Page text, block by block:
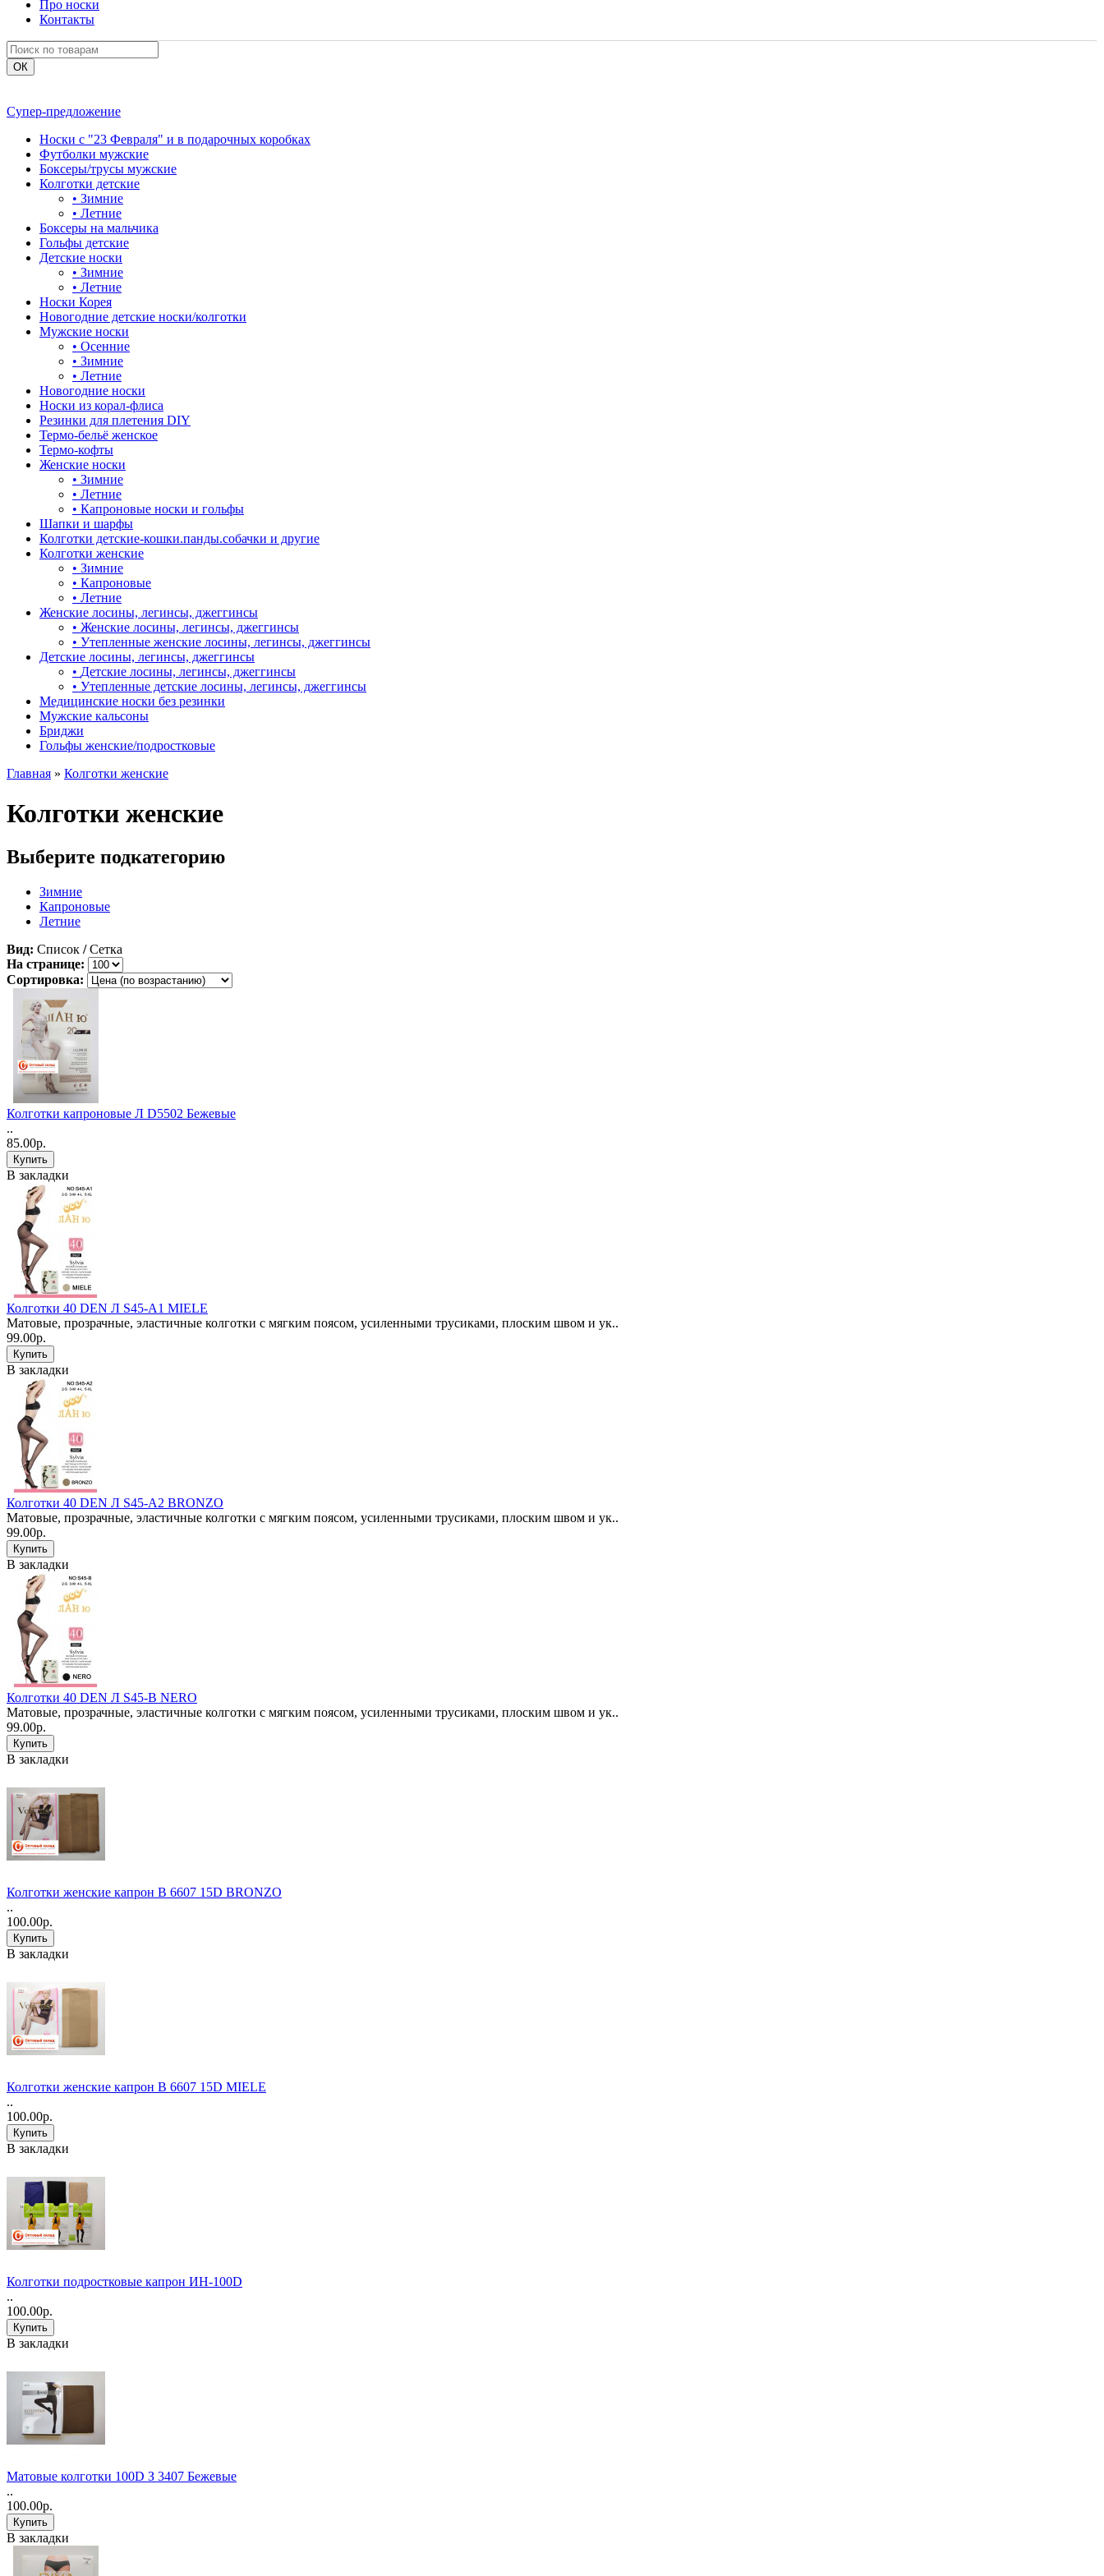
Про носки
Контакты
Супер-предложение
Носки с "23 Февраля" и в подарочных коробках
Футболки мужские
Боксеры/трусы мужские
Колготки детские
• Зимние
• Летние
Боксеры на мальчика
Гольфы детские
Детские носки
• Зимние
• Летние
Носки Корея
Новогодние детские носки/колготки
Мужские носки
• Осенние
• Зимние
• Летние
Новогодние носки
Носки из корал-флиса
Резинки для плетения DIY
Термо-бельё женское
Термо-кофты
Женские носки
• Зимние
• Летние
• Капроновые носки и гольфы
Шапки и шарфы
Колготки детские-кошки.панды.собачки и другие
Колготки женские
• Зимние
• Капроновые
• Летние
Женские лосины, легинсы, джеггинсы
• Женские лосины, легинсы, джеггинсы
• Утепленные женские лосины, легинсы, джеггинсы
Детские лосины, легинсы, джеггинсы
• Детские лосины, легинсы, джеггинсы
• Утепленные детские лосины, легинсы, джеггинсы
Медицинские носки без резинки
Мужские кальсоны
Бриджи
Гольфы женские/подростковые
Главная » Колготки женские
Колготки женские
Выберите подкатегорию
Зимние
Капроновые
Летние
Вид: Список / Сетка
На странице:
Сортировка:
Колготки капроновые Л D5502 Бежевые
..
85.00р.
В закладки
Колготки 40 DEN Л S45-A1 MIELE
Матовые, прозрачные, эластичные колготки с мягким поясом, усиленными трусиками, плоским швом и ук..
99.00р.
В закладки
Колготки 40 DEN Л S45-A2 BRONZO
Матовые, прозрачные, эластичные колготки с мягким поясом, усиленными трусиками, плоским швом и ук..
99.00р.
В закладки
Колготки 40 DEN Л S45-B NERO
Матовые, прозрачные, эластичные колготки с мягким поясом, усиленными трусиками, плоским швом и ук..
99.00р.
В закладки
Колготки женские капрон В 6607 15D BRONZO
..
100.00р.
В закладки
Колготки женские капрон В 6607 15D MIELE
..
100.00р.
В закладки
Колготки подростковые капрон ИН-100D
..
100.00р.
В закладки
Матовые колготки 100D З 3407 Бежевые
..
100.00р.
В закладки